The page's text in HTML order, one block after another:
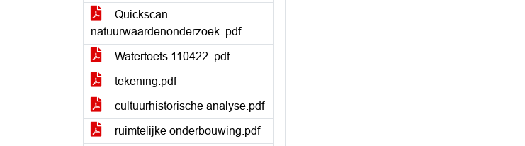
Quickscan
natuurwaardenonderzoek .pdf
Watertoets 110422 .pdf
tekening.pdf
cultuurhistorische analyse.pdf
ruimtelijke onderbouwing.pdf